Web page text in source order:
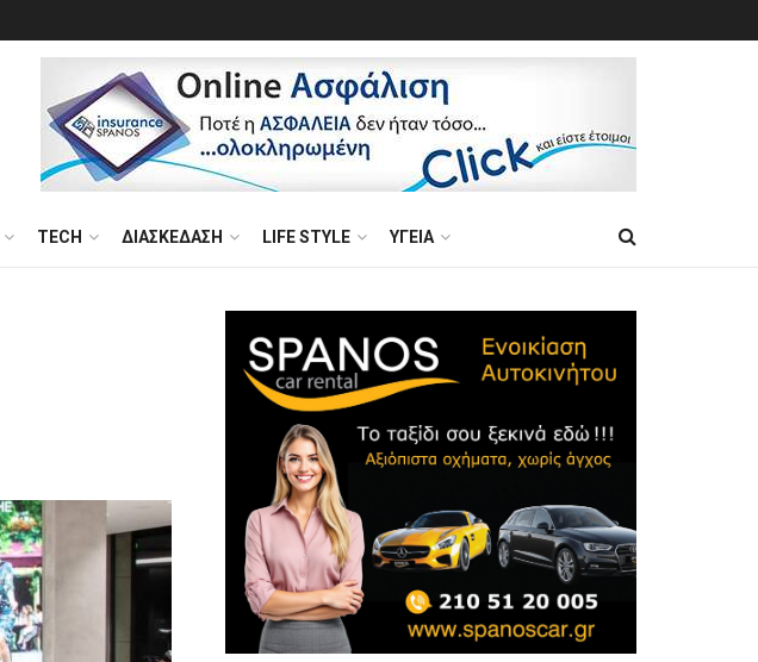
TECH ΔΙΑΣΚΕΔΑΣΗ LIFE STYLE ΥΓΕΙΑ